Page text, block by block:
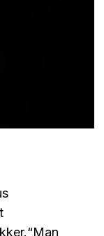
“Man